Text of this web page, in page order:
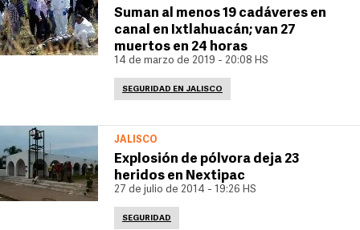
Suman al menos 19 cadáveres en
canal en Ixtlahuacán; van 27
muertos en 24 horas
14 de marzo de 2019 - 20:08 HS
SEGURIDAD EN JALISCO
JALISCO
Explosión de pólvora deja 23
heridos en Nextipac
27 de julio de 2014 - 19:26 HS
SEGURIDAD